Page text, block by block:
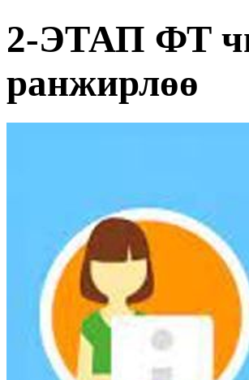
2-ЭТАП ФТ
ранжирлөө